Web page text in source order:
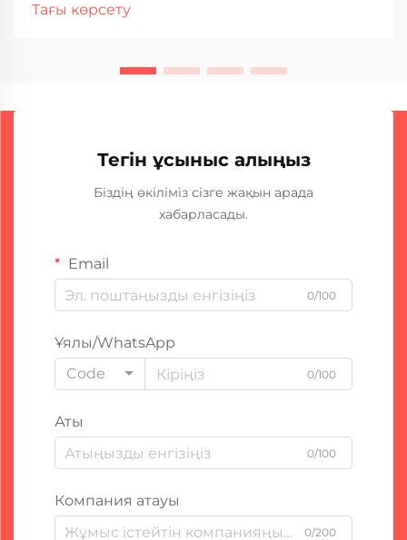
маңызды сипаттамалардың бірі. Бұл өлшем сіздің
Тағы көрсету
Тегін ұсыныс алыңыз
Біздің өкіліміз сізге жақын арада
хабарласады.
Email
0/100
Ұялы/WhatsApp
Code
0/100
Аты
0/100
Компания атауы
0/200